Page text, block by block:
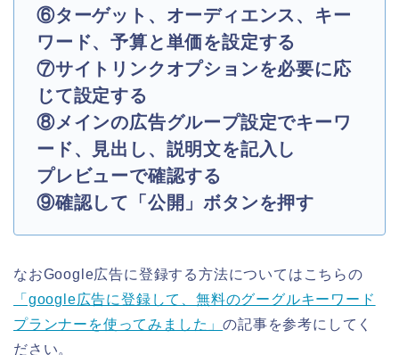
⑥ターゲット、オーディエンス、キー
ワード、予算と単価を設定する
⑦サイトリンクオプションを必要に応
じて設定する
⑧メインの広告グループ設定でキーワ
ード、見出し、説明文を記入し
プレビューで確認する
⑨確認して「公開」ボタンを押す
なおGoogle広告に登録する方法についてはこちらの
「google広告に登録して、無料のグーグルキーワード
プランナーを使ってみました」の記事を参考にしてく
ださい。